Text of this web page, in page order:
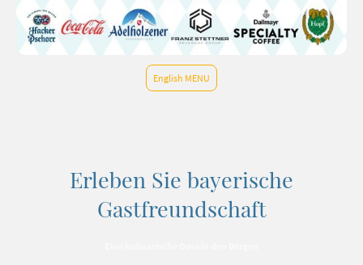
English MENU
Erleben Sie bayerische
Gastfreundschaft